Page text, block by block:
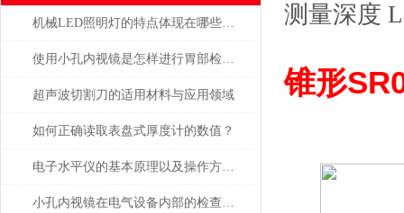
机械LED照明灯的特点体现在哪些方面？
使用小孔内视镜是怎样进行胃部检查的，会痛吗
超声波切割刀的适用材料与应用领域
如何正确读取表盘式厚度计的数值？
电子水平仪的基本原理以及操作方法的说明
小孔内视镜在电气设备内部的检查应用有哪些？
测量深度 L
锥形